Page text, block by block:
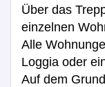
Über das
einzelnen
Alle
Loggia oder
Auf dem